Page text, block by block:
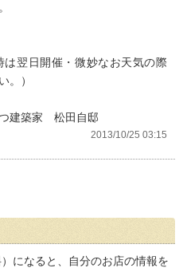
日開催・微妙なお天気の際
。）
建築家 松田自邸
2013/10/25 03:15
になると、自分のお店の情報を